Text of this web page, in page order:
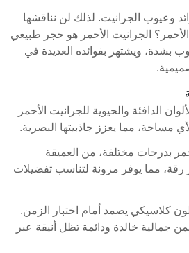
وعيوب الجرانيت. لذلك لن نناقشها
الأحمر؟ الجرانيت الأحمر هو حجر طبيعي
بشدة، ويشتهر بفوائده العديدة في
الدافئة والحيوية للجرانيت الأحمر
مساحة، مما يعزز جاذبيتها البصرية.
بدرجات مختلفة، من العميقة
رقة، مما يوفر مرونة لتناسب تفضيلات
كلاسيكي يصمد أمام اختبار الزمن.
جمالية خالدة ودائمة تظل أنيقة عبر